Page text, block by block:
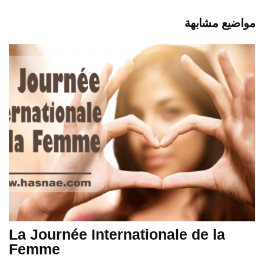
مواضيع مشابهة
La Journée Internationale de la
Femme